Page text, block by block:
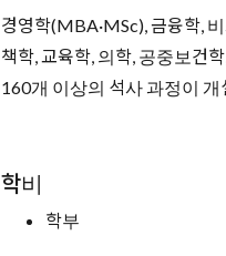
경영학(MBA·MSc), 금융학,
책학, 교육학, 의학, 공중보건
160개 이상의 석사 과정이 개
학비
학부